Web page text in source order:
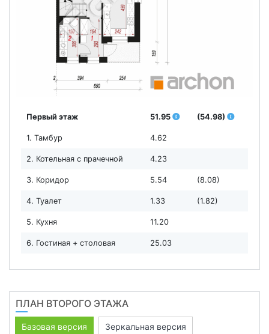
Первый этаж 51.95 (54.98)
1. Тамбур 4.62
2. Котельная с прачечной 4.23
3. Коридор 5.54 (8.08)
4. Туалет 1.33 (1.82)
5. Кухня 11.20
6. Гостиная + столовая 25.03
ПЛАН ВТОРОГО ЭТАЖА
Базовая версия Зеркальная версия